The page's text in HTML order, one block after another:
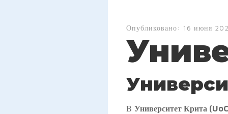
Опубликовано: 16 июня
В Университет Крита